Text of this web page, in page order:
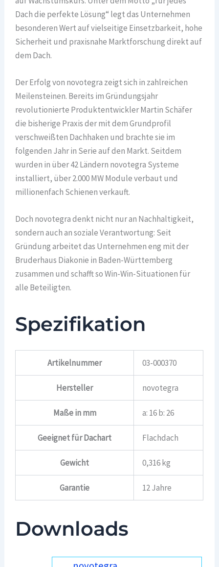
Dach die perfekte Lösung“ legt das Unternehmen
besonderen Wert auf vielseitige Einsetzbarkeit, hohe
Sicherheit und praxisnahe Marktforschung direkt auf
dem Dach.
Der Erfolg von novotegra zeigt sich in zahlreichen
Meilensteinen. Bereits im Gründungsjahr
revolutionierte Produktentwickler Martin Schäfer
die bisherige Praxis der mit dem Grundprofil
verschweißten Dachhaken und brachte sie im
folgenden Jahr in Serie auf den Markt. Seitdem
wurden in über 42 Ländern novotegra Systeme
installiert, über 2.000 MW Module verbaut und
millionenfach Schienen verkauft.
Doch novotegra denkt nicht nur an Nachhaltigkeit,
sondern auch an soziale Verantwortung: Seit
Gründung arbeitet das Unternehmen eng mit der
Bruderhaus Diakonie in Baden-Württemberg
zusammen und schafft so Win-Win-Situationen für
alle Beteiligten.
Spezifikation
Artikelnummer 03-000370
Hersteller novotegra
Maße in mm a: 16 b: 26
Geeignet für Dachart Flachdach
Gewicht 0,316 kg
Garantie 12 Jahre
Downloads